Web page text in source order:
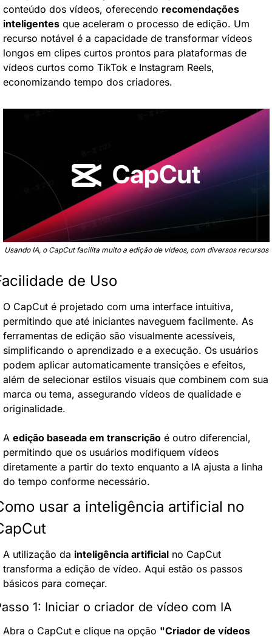
conteúdo dos vídeos, oferecendo recomendações
inteligentes que aceleram o processo de edição. Um
recurso notável é a capacidade de transformar vídeos
longos em clipes curtos prontos para plataformas de
vídeos curtos como TikTok e Instagram Reels,
economizando tempo dos criadores.
Usando IA, o CapCut facilita muito a edição de vídeos, com diversos recursos
de Uso
O CapCut é projetado com uma interface intuitiva,
permitindo que até iniciantes naveguem facilmente. As
ferramentas de edição são visualmente acessíveis,
simplificando o aprendizado e a execução. Os usuários
podem aplicar automaticamente transições e efeitos,
além de selecionar estilos visuais que combinem com sua
marca ou tema, assegurando vídeos de qualidade e
originalidade.
A edição baseada em transcrição é outro diferencial,
permitindo que os usuários modifiquem vídeos
diretamente a partir do texto enquanto a IA ajusta a linha
do tempo conforme necessário.
usar a inteligência artificial no
A utilização da inteligência artificial no CapCut
transforma a edição de vídeo. Aqui estão os passos
básicos para começar.
1: Iniciar o criador de vídeo com IA
Abra o CapCut e clique na opção "Criador de vídeos